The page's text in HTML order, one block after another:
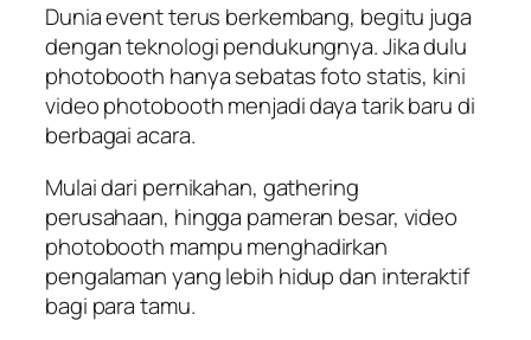
Dunia event terus berkembang, begitu juga
dengan teknologi pendukungnya. Jika dulu
photobooth hanya sebatas foto statis, kini
video photobooth menjadi daya tarik baru di
berbagai acara.
Mulai dari pernikahan, gathering
perusahaan, hingga pameran besar, video
photobooth mampu menghadirkan
pengalaman yang lebih hidup dan interaktif
bagi para tamu.